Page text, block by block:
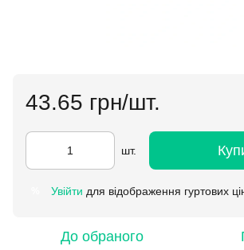
43.65 грн/шт.
шт.
Увійти для відображення гуртових
До обраного